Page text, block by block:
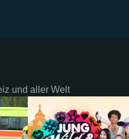
und aller Welt